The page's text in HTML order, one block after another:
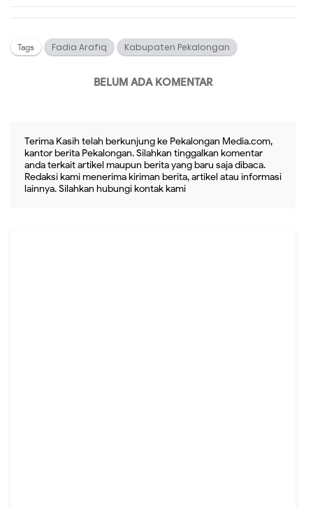
Tags Fadia Arafiq Kabupaten Pekalongan
BELUM ADA KOMENTAR
Terima Kasih telah berkunjung ke Pekalongan Media.com,
kantor berita Pekalongan. Silahkan tinggalkan komentar
anda terkait artikel maupun berita yang baru saja dibaca.
Redaksi kami menerima kiriman berita, artikel atau informasi
lainnya. Silahkan hubungi kontak kami